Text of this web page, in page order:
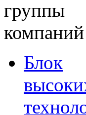
группы
компаний
Блок